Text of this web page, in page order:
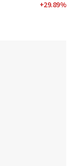
+29.89%